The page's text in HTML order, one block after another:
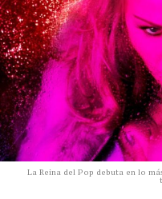
La Reina del Pop debuta en lo